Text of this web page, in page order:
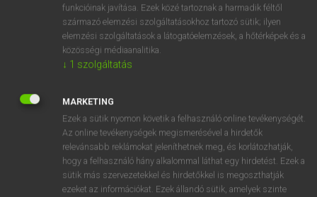
BELÉPÉS
NINCS ELŐFIZETÉSED?
Nincs regisztrációm és előfizetésem. A szótár 2 órás,
díjmentes próbaverziójának elindításához regisztrálok és
belépek.
funkcióinak javítása. Ezek közé tartoznak a harmadik féltől
származó elemzési szolgáltatásokhoz tartozó sütik; ilyen
elemzési szolgáltatások a látogatóelemzések, a hőtérképek és a
közösségi médiaanalitika.
↓ 1 szolgáltatás
MARKETING
Ezek a sütik nyomon követik a felhasználó online tevékenységét.
Az online tevékenységek megismerésével a hirdetők
relevánsabb reklámokat jeleníthetnek meg, és korlátozhatják,
hogy a felhasználó hány alkalommal láthat egy hirdetést. Ezek a
sütik más szervezetekkel és hirdetőkkel is megoszthatják
ezeket az információkat. Ezek állandó sütik, amelyek szinte